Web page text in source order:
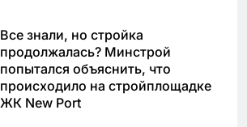
Все знали, но стройка
продолжалась? Минстрой
попытался объяснить, что
происходило на стройплощадке
ЖК New Port